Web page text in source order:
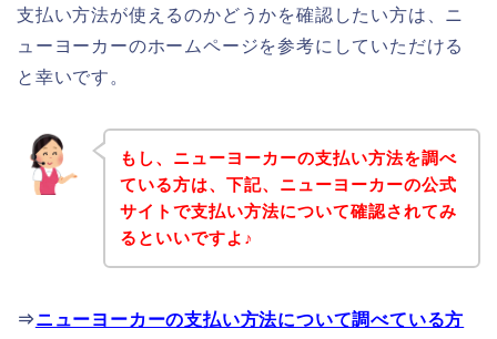
支払い方法が使えるのかどうかを確認したい方は、ニ
ューヨーカーのホームページを参考にしていただける
と幸いです。
もし、ニューヨーカーの支払い方法を調べ
ている方は、下記、ニューヨーカーの公式
サイトで支払い方法について確認されてみ
るといいですよ♪
⇒ニューヨーカーの支払い方法について調べている方